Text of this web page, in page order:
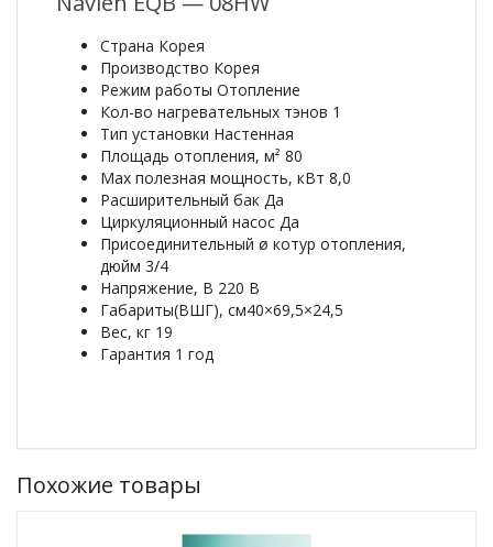
Страна Корея
Производство Корея
Режим работы Отопление
Кол-во нагревательных тэнов 1
Тип установки Настенная
Площадь отопления, м² 80
Max полезная мощность, кВт 8,0
Расширительный бак Да
Циркуляционный насос Да
Присоединительный ø котур отопления,
дюйм 3/4
Напряжение, В 220 В
Габариты(ВШГ), см40×69,5×24,5
Вес, кг 19
Гарантия 1 год
Похожие товары